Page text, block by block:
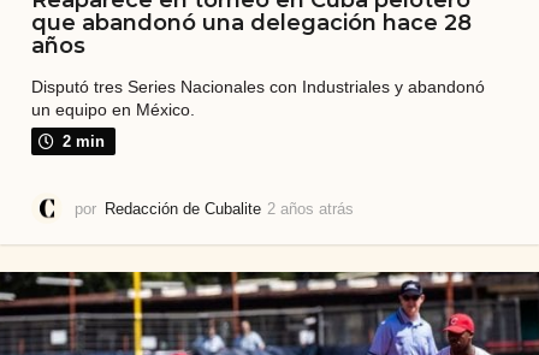
que abandonó una delegación hace 28
años
Disputó tres Series Nacionales con Industriales y abandonó
un equipo en México.
2 min
por Redacción de Cubalite 2 años atrás
o
s
t